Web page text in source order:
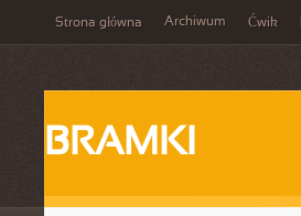
Strona główna Archiwum Ćwik
BRAMKI